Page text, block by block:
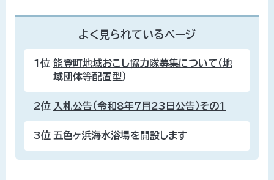
よく見られているページ
1位 能登町地域おこし協力隊募集について（地
域団体等配置型）
2位 入札公告（令和8年7月23日公告）その1
3位 五色ヶ浜海水浴場を開設します